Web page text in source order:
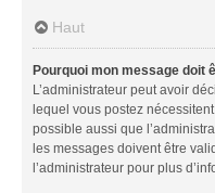
Haut
Pourquoi mon message doit
L’administrateur peut avoir
lequel vous postez
possible aussi que
les messages doivent être
l’administrateur pour plus